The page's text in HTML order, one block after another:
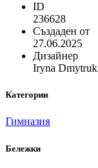
ID
236628
Създаден от
27.06.2025
Дизайнер
Iryna Dmytruk
Категории
Гимназия
Бележки